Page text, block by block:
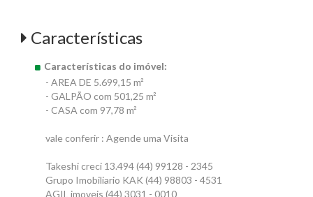
Características
Características do imóvel:
- AREA DE 5.699,15 m²
- GALPÃO com 501,25 m²
- CASA com 97,78 m²
vale conferir : Agende uma Visita
Takeshi creci 13.494 (44) 99128 - 2345
Grupo Imobiliario KAK (44) 98803 - 4531
AGIL imoveis (44) 3031 - 0010